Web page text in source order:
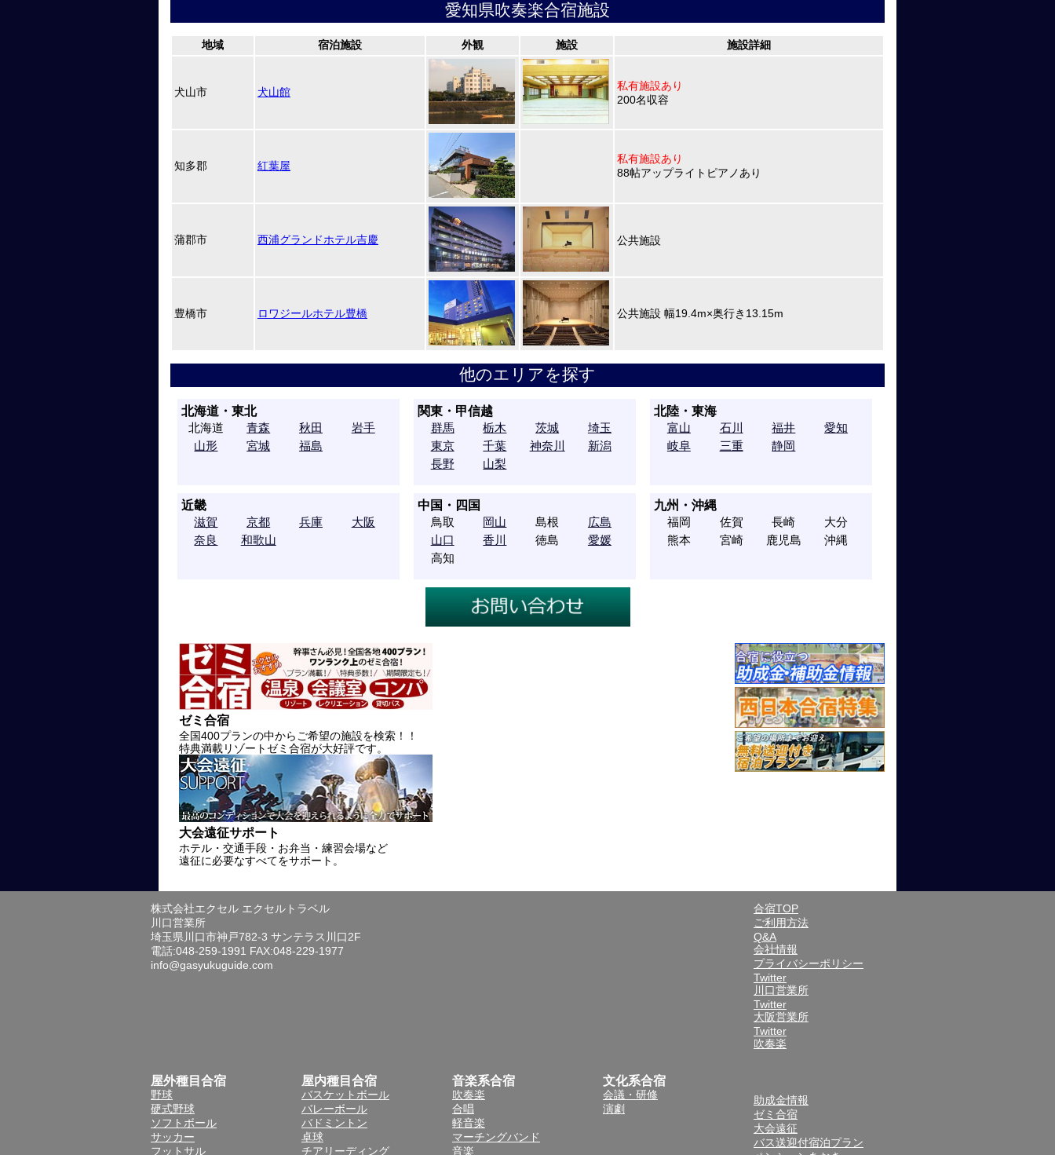
愛知県吹奏楽合宿施設
地域 宿泊施設 外観 施設 施設詳細
犬山市 犬山館
私有施設あり
200名収容
知多郡 紅葉屋
私有施設あり
88帖アップライトピアノあり
蒲郡市 西浦グランドホテル吉慶 公共施設
豊橋市 ロワジールホテル豊橋 公共施設 幅19.4m×奥行き13.15m
他のエリアを探す
北海道・東北
北海道 青森 秋田
岩手
山形
宮城 福島
関東・甲信越
群馬 栃木 茨城
埼玉
東京
千葉 神奈川
新潟
長野
山梨
北陸・東海
富山 石川 福井
愛知
岐阜
三重 静岡
近畿
滋賀 京都 兵庫
大阪
奈良
和歌山
中国・四国
鳥取 岡山 島根
広島
山口
香川 徳島
愛媛
高知
九州・沖縄
福岡 佐賀 長崎
大分
熊本
宮崎 鹿児島 沖縄
ゼミ合宿
全国400プランの中からご希望の施設を検索！！
特典満載リゾートゼミ合宿が大好評です。
大会遠征サポート
ホテル・交通手段・お弁当・練習会場など
遠征に必要なすべてをサポート。
株式会社エクセル エクセルトラベル
川口営業所
埼玉県川口市神戸782-3 サンテラス川口2F
電話:048-259-1991 FAX:048-229-1977
info@gasyukuguide.com
合宿TOP
ご利用方法
Q&A
会社情報
プライバシーポリシー
Twitter
川口営業所
Twitter
大阪営業所
Twitter
吹奏楽
屋外種目合宿
野球
硬式野球
ソフトボール
サッカー
フットサル
屋内種目合宿
バスケットボール
バレーボール
バドミントン
卓球
チアリーディング
音楽系合宿
吹奏楽
合唱
軽音楽
マーチングバンド
音楽
文化系合宿
会議・研修
演劇
助成金情報
ゼミ合宿
大会遠征
バス送迎付宿泊プラン